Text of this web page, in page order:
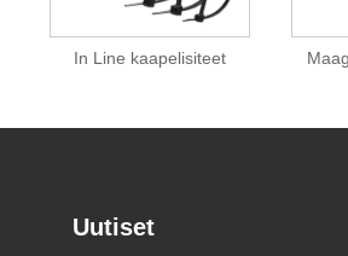
In Line kaapelisiteet
Uutiset